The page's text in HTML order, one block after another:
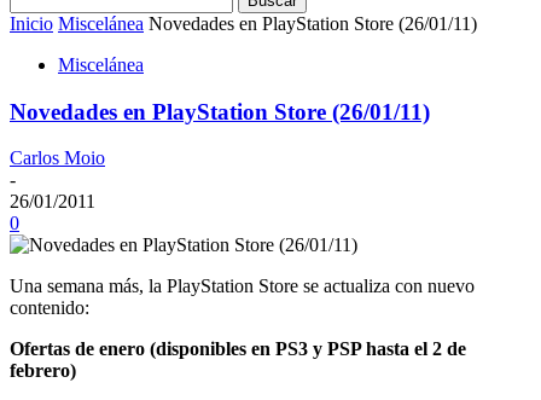
Inicio Miscelánea Novedades en PlayStation Store (26/01/11)
Miscelánea
Novedades en PlayStation Store (26/01/11)
Carlos Moio
-
26/01/2011
0
Una semana más, la PlayStation Store se actualiza con nuevo
contenido:
Ofertas de enero (disponibles en PS3 y PSP hasta el 2 de
febrero)